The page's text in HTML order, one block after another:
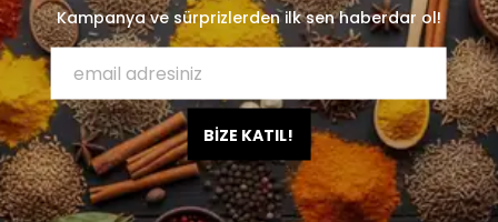
Kampanya ve sürprizlerden ilk sen haberdar ol!
BİZE KATIL!